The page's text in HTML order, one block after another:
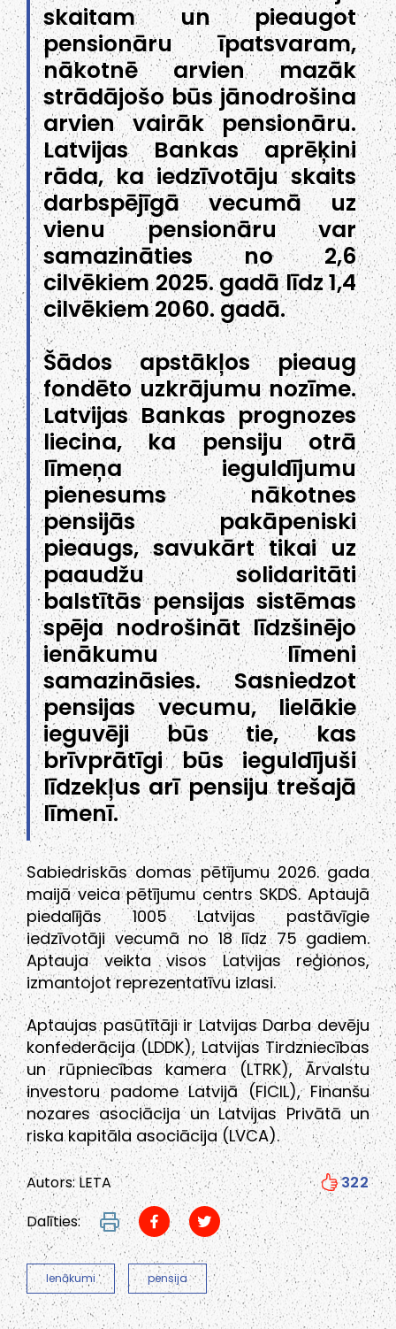
skaitam un pieaugot
pensionāru īpatsvaram,
nākotnē arvien mazāk
strādājošo būs jānodrošina
arvien vairāk pensionāru.
Latvijas Bankas aprēķini
rāda, ka iedzīvotāju skaits
darbspējīgā vecumā uz
vienu pensionāru var
samazināties no 2,6
cilvēkiem 2025. gadā līdz 1,4
cilvēkiem 2060. gadā.
Šādos apstākļos pieaug
fondēto uzkrājumu nozīme.
Latvijas Bankas prognozes
liecina, ka pensiju otrā
līmeņa ieguldījumu
pienesums nākotnes
pensijās pakāpeniski
pieaugs, savukārt tikai uz
paaudžu solidaritāti
balstītās pensijas sistēmas
spēja nodrošināt līdzšinējo
ienākumu līmeni
samazināsies. Sasniedzot
pensijas vecumu, lielākie
ieguvēji būs tie, kas
brīvprātīgi būs ieguldījuši
līdzekļus arī pensiju trešajā
līmenī.
Sabiedriskās domas pētījumu 2026. gada
maijā veica pētījumu centrs SKDS. Aptaujā
piedalījās 1005 Latvijas pastāvīgie
iedzīvotāji vecumā no 18 līdz 75 gadiem.
Aptauja veikta visos Latvijas reģionos,
izmantojot reprezentatīvu izlasi.
Aptaujas pasūtītāji ir Latvijas Darba devēju
konfederācija (LDDK), Latvijas Tirdzniecības
un rūpniecības kamera (LTRK), Ārvalstu
investoru padome Latvijā (FICIL), Finanšu
nozares asociācija un Latvijas Privātā un
riska kapitāla asociācija (LVCA).
Autors: LETA
322
Dalīties:
Ienākumi pensija